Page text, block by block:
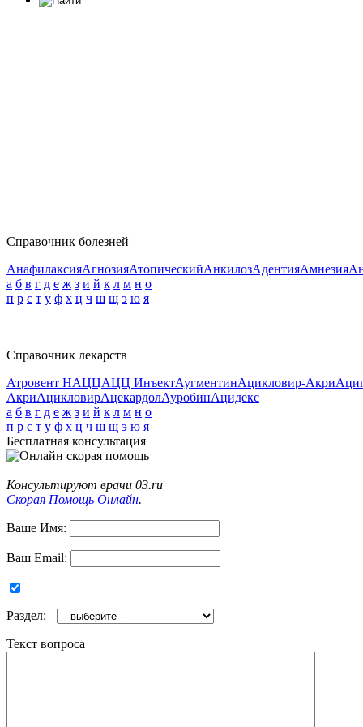
Справочник болезней
АнафилаксияАгнозияАтопическийАнкилозАдентияАмнезия
а б в г д е ж з и й к л м н о
п р с т у ф х ц ч ш щ э ю я
Справочник лекарств
Атровент НАЦЦАЦЦ ИнъектАугментинАцикловир-Акри
АкриАцикловирАцекардолАуробинАцидекс
а б в г д е ж з и й к л м н о
п р с т у ф х ц ч ш щ э ю я
Бесплатная консультация
Консультируют врачи 03.ru
Скорая Помощь Онлайн.
Ваше Имя:
Ваш Email:
Раздел:
Текст вопроса